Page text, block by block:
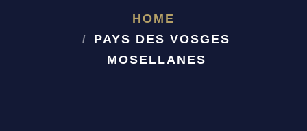
HOME
PAYS DES VOSGES
MOSELLANES